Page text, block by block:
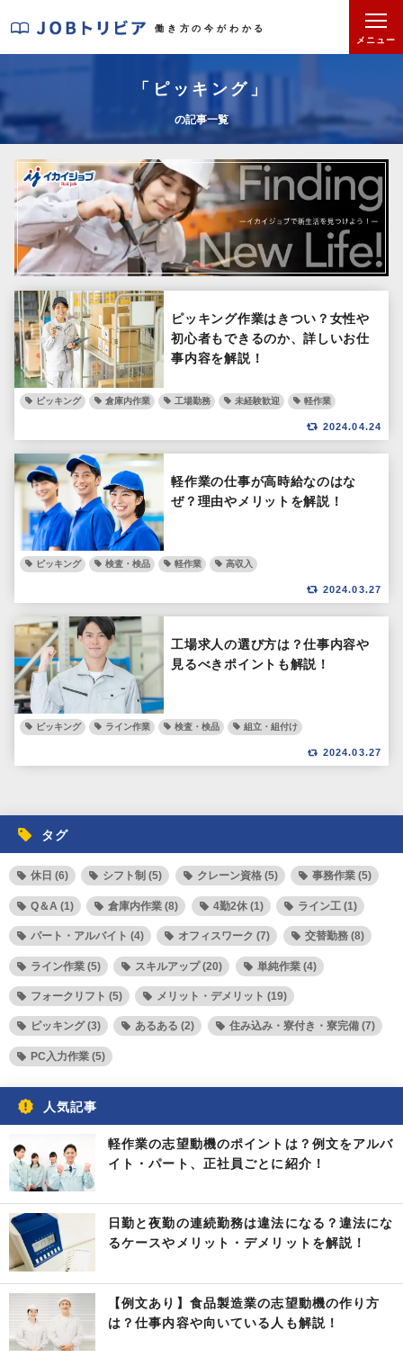
O
ビ
ア
働き方の今がわかる
メニュー
「ピッキング」
の記事一覧
ピッキング作業はきつい？女性や
初心者もできるのか、詳しいお仕
事内容を解説！
ピッキング 倉庫内作業 工場勤務 未経験歓迎 軽作業
2024.04.24
軽作業の仕事が高時給なのはな
ぜ？理由やメリットを解説！
ピッキング 検査・検品 軽作業 高収入
2024.03.27
工場求人の選び方は？仕事内容や
見るべきポイントも解説！
ピッキング ライン作業 検査・検品 組立・組付け
2024.03.27
タグ
休日 (6) シフト制 (5) クレーン資格 (5) 事務作業 (5)
Q＆A (1) 倉庫内作業 (8) 4勤2休 (1) ライン工 (1)
パート・アルバイト (4) オフィスワーク (7) 交替勤務 (8)
ライン作業 (5) スキルアップ (20) 単純作業 (4)
フォークリフト (5) メリット・デメリット (19)
ピッキング (3) あるある (2) 住み込み・寮付き・寮完備 (7)
PC入力作業 (5)
人気記事
軽作業の志望動機のポイントは？例文をアルバ
イト・パート、正社員ごとに紹介！
日勤と夜勤の連続勤務は違法になる？違法にな
るケースやメリット・デメリットを解説！
【例文あり】食品製造業の志望動機の作り方
は？仕事内容や向いている人も解説！